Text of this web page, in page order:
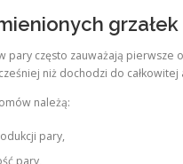
grzałek
pary często zauważają pierwsze
niż dochodzi do całkowitej
należą:
pary,